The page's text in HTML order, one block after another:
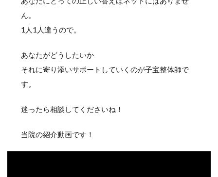
ん。
1人1人違うので。
あなたがどうしたいか
それに寄り添いサポートしていくのが子宝整体師で
す。
迷ったら相談してくださいね！
当院の紹介動画です！